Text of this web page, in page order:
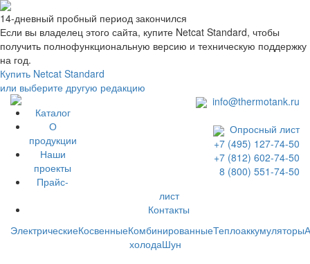
14-дневный пробный период закончился
Если вы владелец этого сайта, купите Netcat Standard, чтобы
получить полнофункциональную версию и техническую поддержку
на год.
Купить Netcat Standard
или выберите другую редакцию
info@thermotank.ru
Опросный лист
+7 (495) 127-74-50
+7 (812) 602-74-50
8 (800) 551-74-50
Каталог
О
продукции
Наши
проекты
Прайс-
лист
Контакты
Каталог
ЭлектрическиеКосвенныеКомбинированныеТеплоаккумуляторы
холодаШун